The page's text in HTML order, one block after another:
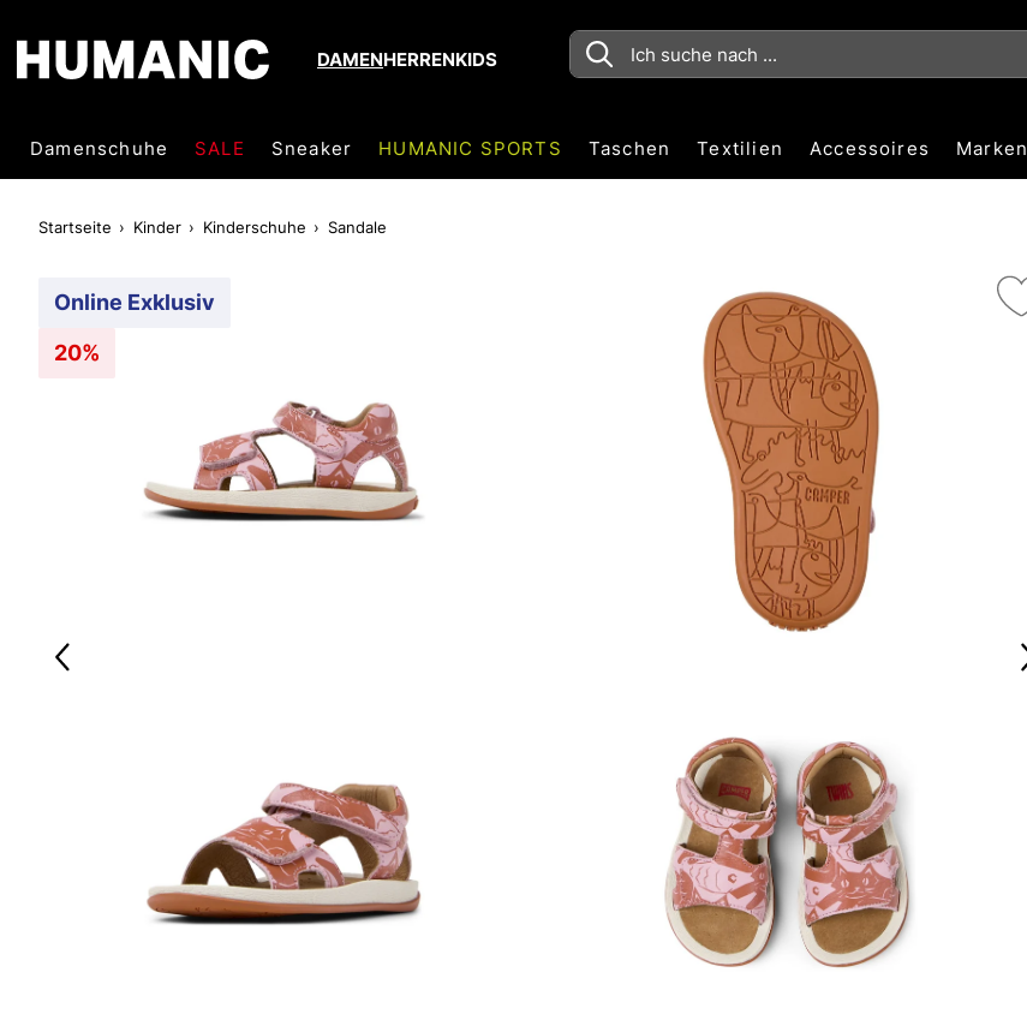
DAMENHERRENKIDS
Damenschuhe SALE Sneaker HUMANIC SPORTS Taschen Textilien Accessoires Marken
Startseite Kinder Kinderschuhe Sandale
Online Exklusiv
20%